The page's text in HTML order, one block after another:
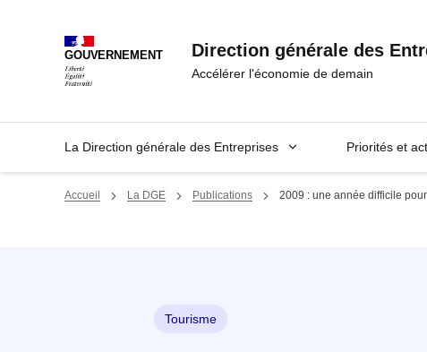
GOUVERNEMENT Direction générale des
Accélérer l'économie de demain
La Direction générale des Entreprises Priorités et
Accueil La DGE Publications 2009 : une année difficile
Tourisme